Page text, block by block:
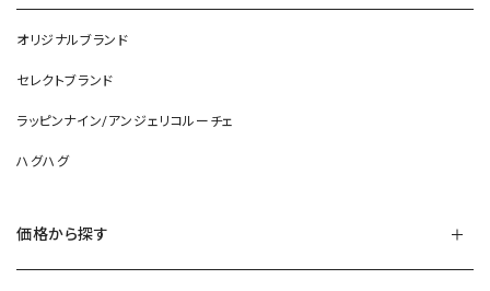
オリジナルブランド
セレクトブランド
ラッピンナイン/アンジェリコルーチェ
ハグハグ
価格から探す